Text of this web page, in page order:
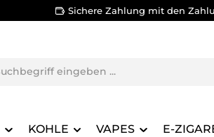
Sichere Zahlung mit den
KOHLE VAPES E-